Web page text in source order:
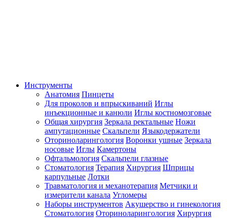
Инструменты
Анатомия Пинцеты
Для проколов и впрыскиваний Иглы
инъекционные и канюли Иглы костномозговые
Общая хирургия Зеркала ректальные Ножи
ампутационные Скальпели Языкодержатели
Оториноларингология Воронки ушные Зеркала
носовые Иглы Камертоны
Офтальмология Скальпели глазные
Стоматология Терапия Хирургия Шприцы
карпульные Лотки
Травматология и механотерапия Метчики и
измерители канала Угломеры
Наборы инструментов Акушерство и гинекология
Стоматология Оториноларингология Хирургия